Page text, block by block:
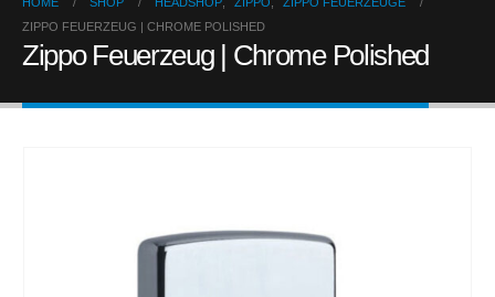
ZIPPO FEUERZEUG | CHROME POLISHED
Zippo Feuerzeug | Chrome Polished